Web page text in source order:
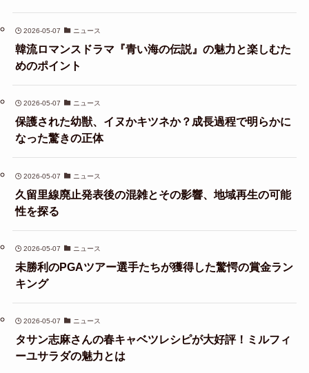
2026-05-07 ニュース
韓流ロマンスドラマ『青い海の伝説』の魅力と楽しむた
めのポイント
2026-05-07 ニュース
保護された幼獣、イヌかキツネか？成長過程で明らかに
なった驚きの正体
2026-05-07 ニュース
久留里線廃止発表後の混雑とその影響、地域再生の可能
性を探る
2026-05-07 ニュース
未勝利のPGAツアー選手たちが獲得した驚愕の賞金ラン
キング
2026-05-07 ニュース
タサン志麻さんの春キャベツレシピが大好評！ミルフィ
ーユサラダの魅力とは